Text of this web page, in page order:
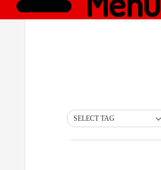
SELECT TAG